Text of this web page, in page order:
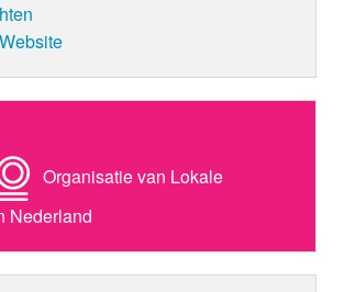
Organisatie van Lokale
Nederland